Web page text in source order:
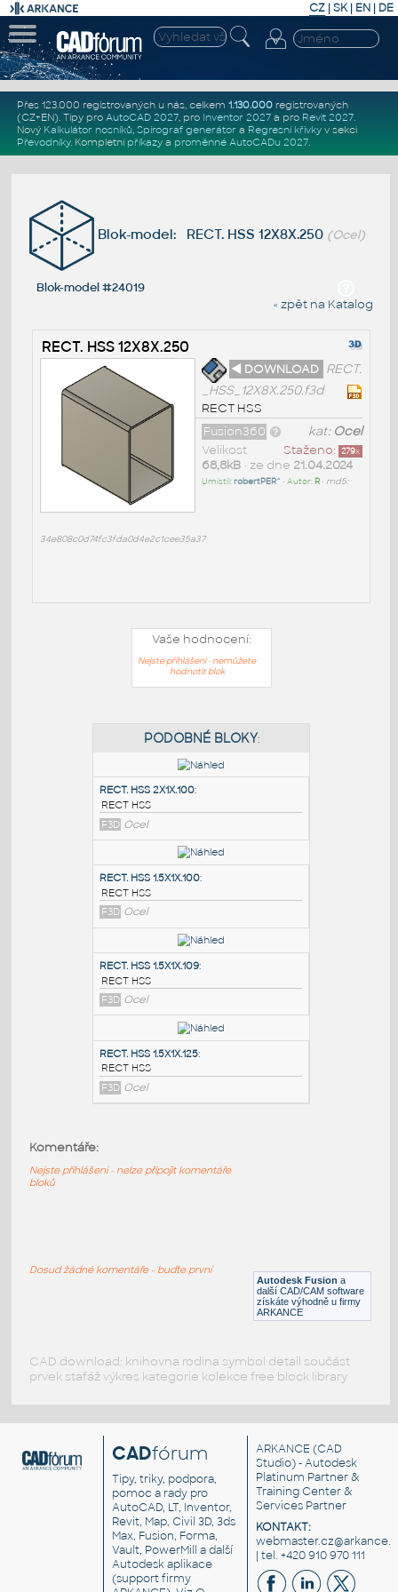
CZ | SK| EN | DE
Přes 123.000 registrovaných u nás, celkem 1.130.000registrovaných
(CZ+EN). Tipy pro AutoCAD 2027, pro Inventor 2027a pro Revit 2027.
Nový Kalkulátor nosníků, Spirograf generátor a Regresní křivkyv sekci
Převodníky. Kompletní příkazya proměnné AutoCADu 2027.
Blok-model: RECT. HSS 12X8X.250 (Ocel)
Blok-model #24019
« zpět na Katalog
RECT. HSS 12X8X.250
◄ DOWNLOAD RECT.
_HSS_12X8X.250.f3d
RECT HSS
kat: Ocel
Fusion360
Staženo: 279x
Velikost
68,8kB• ze dne 21.04.2024
Umístil:robertPER^ • Autor: R• md5:
34e808c0d74fc3fda0d4e2c1cee35a37
Vaše hodnocení:
Nejste přihlášeni - nemůžete
hodnotit blok
PODOBNÉ BLOKY:
RECT. HSS 2X1X.100:
F3D Ocel
RECT. HSS 1.5X1X.100
RECT HSS
F3D Ocel
F3D Ocel
Autodesk Fusion a
další CAD/CAM software
získáte výhodně u firmy
ARKANCE
Komentáře:
Nejste přihlášeni - nelze připojit komentáře
bloků
Dosud žádné komentáře - buďte první
CAD download: knihovna rodina symbol detail součást
prvek stafáž výkres kategorie kolekce free block library
CADfórum
Tipy, triky, podpora,
pomoc a rady pro
AutoCAD, LT, Inventor,
Revit, Map, Civil 3D, 3ds
Max, Fusion, Forma,
Vault, PowerMill a další
Autodesk aplikace
(support firmy
ARKANCE (CAD
Studio) - Autodesk
Platinum Partner &
Training Center &
Services Partner
KONTAKT:
| tel. +420 910 970 111